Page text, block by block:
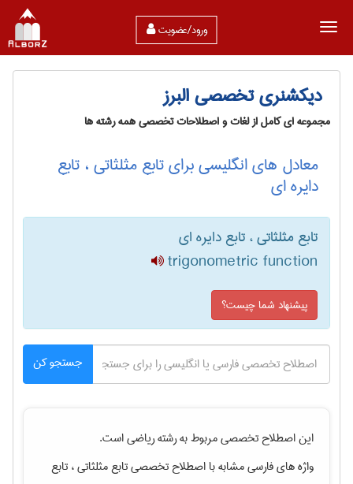
ورود/عضویت
دیکشنری تخصصی البرز
مجموعه ای کامل از لغات و اصطلاحات تخصصی همه رشته ها
معادل های انگلیسی برای تابع مثلثاتی ، تابع
دایره ای
تابع مثلثاتی ، تابع دایره ای
trigonometric function
پیشنهاد شما چیست؟
جستجو کن
این اصطلاح تخصصی مربوط به رشتهرياضیاست.
واژه های فارسی مشابه با اصطلاح تخصصیتابع مثلثاتی ، تابع